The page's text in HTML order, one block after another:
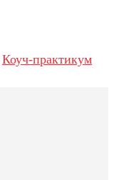
Коуч-практикум